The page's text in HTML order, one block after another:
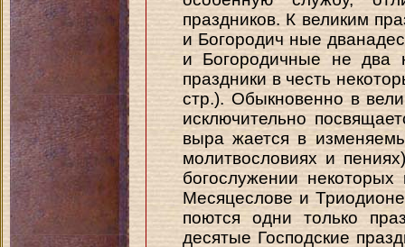
праздников. К великим
и Богородич ные
и Богородичные не два
праздники в честь
стр.). Обыкновенно в
исключительно
выра жается в
молитвословиях и
богослужении
Месяцеслове и
поются одни только
десятые Господские